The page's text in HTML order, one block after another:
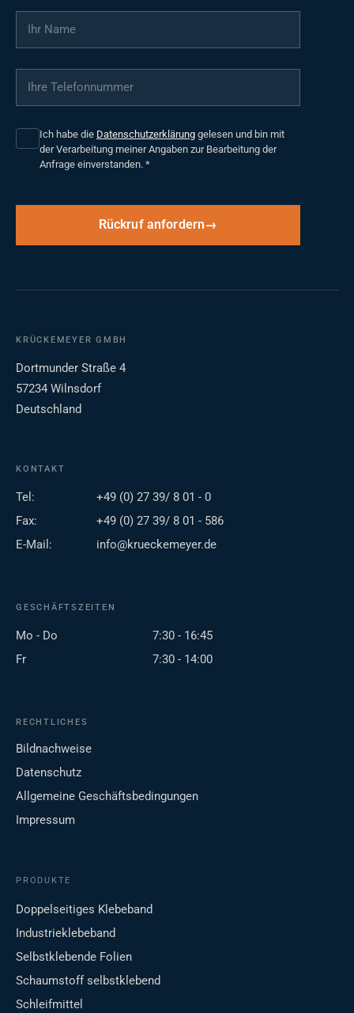
Ihr Name
Ihre Telefonnummer
Ich habe die Datenschutzerklärung gelesen und bin mit
der Verarbeitung meiner Angaben zur Bearbeitung der
Anfrage einverstanden. *
Rückruf anfordern
KRÜCKEMEYER GMBH
Dortmunder Straße 4
57234 Wilnsdorf
Deutschland
KONTAKT
Tel:
+49 (0) 27 39/ 8 01 - 0
Fax:
+49 (0) 27 39/ 8 01 - 586
E-Mail:
info@krueckemeyer.de
GESCHÄFTSZEITEN
Mo - Do
7:30 - 16:45
Fr
7:30 - 14:00
RECHTLICHES
Bildnachweise
Datenschutz
Allgemeine Geschäftsbedingungen
Impressum
PRODUKTE
Doppelseitiges Klebeband
Industrieklebeband
Selbstklebende Folien
Schaumstoff selbstklebend
Schleifmittel